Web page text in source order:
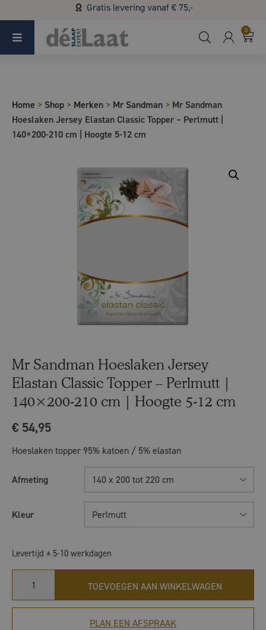
Gratis levering vanaf € 75,-
Koopzondag 29 maart in Bladel van 13.00 - 17.00
0
Home > Shop > Merken > Mr Sandman > Mr Sandman
Hoeslaken Jersey Elastan Classic Topper – Perlmutt |
140×200-210 cm | Hoogte 5-12 cm
Mr Sandman Hoeslaken Jersey
Elastan Classic Topper – Perlmutt |
140×200-210 cm | Hoogte 5-12 cm
€ 54,95
Hoeslaken topper 95% katoen / 5% elastan
Afmeting 140 x 200 tot 220 cm
Kleur Perlmutt
Levertijd ± 5-10 werkdagen
TOEVOEGEN AAN WINKELWAGEN
PLAN EEN AFSPRAAK